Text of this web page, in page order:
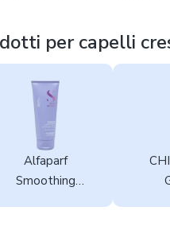
per capelli
Alfaparf
Smoothing